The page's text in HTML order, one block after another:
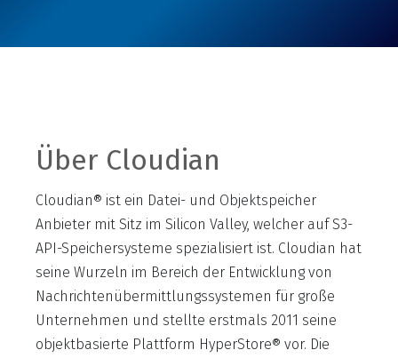
Über Cloudian
Cloudian® ist ein Datei- und Objektspeicher
Anbieter mit Sitz im Silicon Valley, welcher auf S3-
API-Speichersysteme spezialisiert ist. Cloudian hat
seine Wurzeln im Bereich der Entwicklung von
Nachrichtenübermittlungssystemen für große
Unternehmen und stellte erstmals 2011 seine
objektbasierte Plattform HyperStore® vor. Die